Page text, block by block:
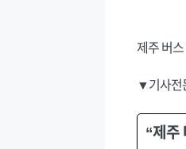
제주 버
▼기사전
“제주